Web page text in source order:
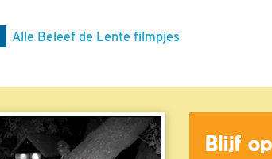
Alle Beleef de Lente filmpjes
Blijf